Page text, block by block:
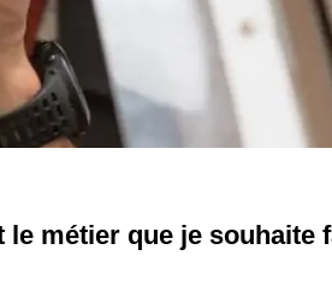
métier que je souhaite